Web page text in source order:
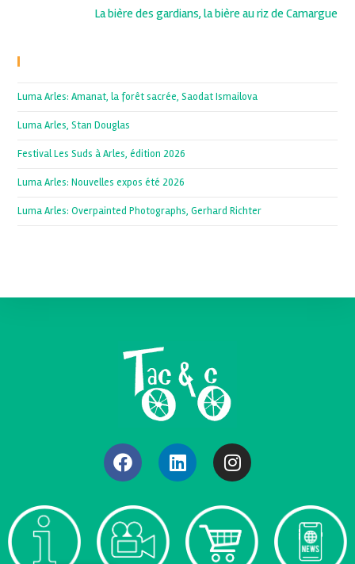
La bière des gardians, la bière au riz de Camargue
Luma Arles: Amanat, la forêt sacrée, Saodat Ismailova
Luma Arles, Stan Douglas
Festival Les Suds à Arles, édition 2026
Luma Arles: Nouvelles expos été 2026
Luma Arles: Overpainted Photographs, Gerhard Richter